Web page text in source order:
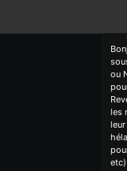
ou
les
etc)